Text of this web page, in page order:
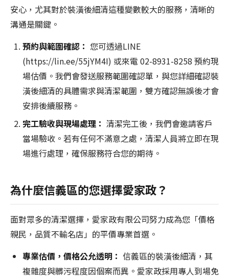
安心，尤其對於裝潢後細清這種變數較大的服務，清晰的
溝通是關鍵。
預約與範圍確認： 您可透過LINE
(https://lin.ee/55jYM4I) 或來電 02-8931-8258 預約現
場估價。我們會發送服務範圍確認單，與您詳細確認裝
潢後細清的具體需求與清潔範圍，雙方確認無誤後才會
安排後續服務。
完工驗收與現場處理： 清潔完工後，我們會邀請客戶
當場驗收。若有任何不滿意之處，清潔人員將立即在現
場進行處理，確保服務符合您的期待。
為什麼信義區的您選擇愛家政？
面對眾多的清潔選擇，愛家政有限公司努力成為您「價格
親民，品質不輸名店」的平價專業首選。
專業估價，價格公允透明： 信義區的裝潢後細清，其
複雜度與髒污程度因個案而異。愛家政採用專人到場免